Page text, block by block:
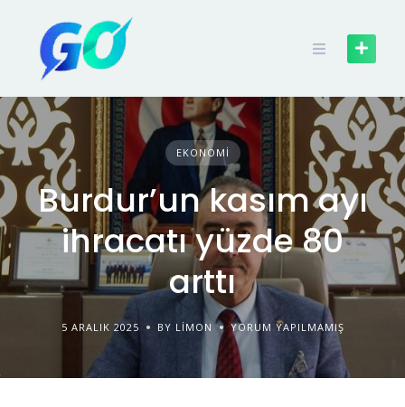
EKONOMI
Burdur’un kasım ayı
ihracatı yüzde 80
arttı
5 ARALIK 2025 BY LIMON YORUM YAPILMAMIŞ